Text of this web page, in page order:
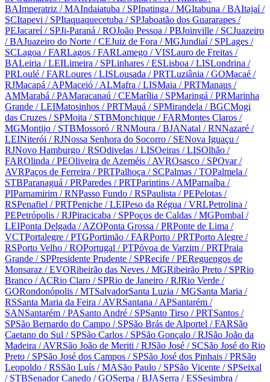
BAImperatriz / MAIndaiatuba / SPIpatinga / MGItabuna / BAItajaí/
SCItapevi / SPItaquaquecetuba / SPJaboatão dos Guararapes /
PEJacareí/ SPJi-Paraná / ROJoão Pessoa / PBJoinville / SCJuazeiro
/ BAJuazeiro do Norte / CEJuiz de Fora / MGJundiaí/ SPLages /
SCLagoa / FARLagos / FARLamego / VISLauro de Freitas /
BALeiria / LEILimeira / SPLinhares / ESLisboa / LISLondrina /
PRLoulé / FARLoures / LISLousada / PRTLuziânia / GOMacaé /
RJMacapá / APMaceió / ALMafra / LISMaia / PRTManaus /
AMMarabá / PAMaracanaú / CEMarília / SPMaringá / PRMarinha
Grande / LEIMatosinhos / PRTMauá / SPMirandela / BGCMogi
das Cruzes / SPMoita / STBMonchique / FARMontes Claros /
MGMontijo / STBMossoró / RNMoura / BJANatal / RNNazaré /
LEINiterói / RJNossa Senhora do Socorro / SENova Iguaçu /
RJNovo Hamburgo / RSOdivelas / LISOeiras / LISOlhão /
FAROlinda / PEOliveira de Azeméis / AVROsasco / SPOvar/
AVRPaços de Ferreira / PRTPalhoça / SCPalmas / TOPalmela /
STBParanaguá / PRParedes / PRTParintins / AMParnaíba /
PIParnamirim / RNPasso Fundo / RSPaulista / PEPelotas /
RSPenafiel / PRTPeniche / LEIPeso da Régua / VRLPetrolina /
PEPetrópolis / RJPiracicaba / SPPoços de Caldas / MGPombal /
LEIPonta Delgada / AZOPonta Grossa / PRPonte de Lima /
VCTPortalegre / PTGPortimão / FARPorto / PRTPorto Alegre /
RSPorto Velho / ROPortugal / PTPóvoa de Varzim / PRTPraia
Grande / SPPresidente Prudente / SPRecife / PEReguengos de
Monsaraz / EVORibeirão das Neves / MGRibeirão Preto / SPRio
Branco / ACRio Claro / SPRio de Janeiro / RJRio Verde /
GORondonópolis / MTSalvadorSanta Luzia / MGSanta Maria /
RSSanta Maria da Feira / AVRSantana / APSantarém /
SANSantarém / PASanto André / SPSanto Tirso / PRTSantos /
SPSão Bernardo do Campo / SPSão Brás de Alportel / FARSão
Caetano do Sul / SPSão Carlos / SPSão Gonçalo / RJSão João da
Madeira / AVRSão João de Meriti / RJSão José / SCSão José do Rio
Preto / SPSão José dos Campos / SPSão José dos Pinhais / PRSão
Leopoldo / RSSão Luís / MASão Paulo / SPSão Vicente / SPSeixal
/ STBSenador Canedo / GOSerpa / BJASerra / ESSesimbra /